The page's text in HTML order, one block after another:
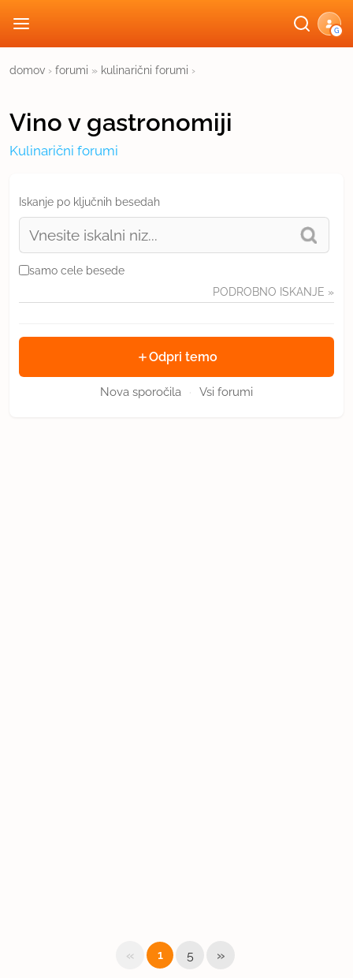
G
domov › forumi » kulinarični forumi ›
Vino v gastronomiji
Kulinarični forumi
Iskanje po ključnih besedah
samo cele besede
PODROBNO ISKANJE »
Odpri temo
Nova sporočila · Vsi forumi
« 1 5 »